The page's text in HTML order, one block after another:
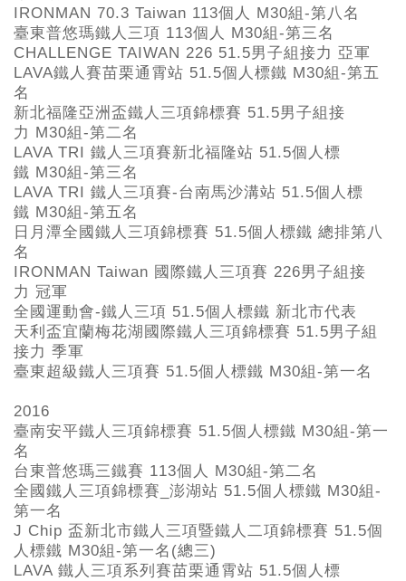
IRONMAN 70.3 Taiwan 113個人 M30組-第八名
臺東普悠瑪鐵人三項 113個人 M30組-第三名
CHALLENGE TAIWAN 226 51.5男子組接力 亞軍
LAVA鐵人賽苗栗通霄站 51.5個人標鐵 M30組-第五
名
新北福隆亞洲盃鐵人三項錦標賽 51.5男子組接
力 M30組-第二名
LAVA TRI 鐵人三項賽新北福隆站 51.5個人標
鐵 M30組-第三名
LAVA TRI 鐵人三項賽-台南馬沙溝站 51.5個人標
鐵 M30組-第五名
日月潭全國鐵人三項錦標賽 51.5個人標鐵 總排第八
名
IRONMAN Taiwan 國際鐵人三項賽 226男子組接
力 冠軍
全國運動會-鐵人三項 51.5個人標鐵 新北市代表
天利盃宜蘭梅花湖國際鐵人三項錦標賽 51.5男子組
接力 季軍
臺東超級鐵人三項賽 51.5個人標鐵 M30組-第一名
2016
臺南安平鐵人三項錦標賽 51.5個人標鐵 M30組-第一
名
台東普悠瑪三鐵賽 113個人 M30組-第二名
全國鐵人三項錦標賽_澎湖站 51.5個人標鐵 M30組-
第一名
J Chip 盃新北市鐵人三項暨鐵人二項錦標賽 51.5個
人標鐵 M30組-第一名(總三)
LAVA 鐵人三項系列賽苗栗通霄站 51.5個人標